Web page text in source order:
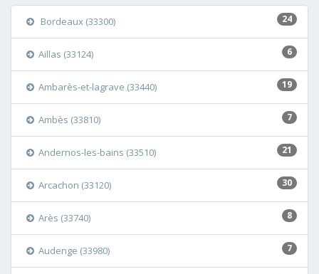
24
Bordeaux (33300)
6
Aillas (33124)
19
Ambarès-et-lagrave (33440)
7
Ambès (33810)
21
Andernos-les-bains (33510)
30
Arcachon (33120)
8
Arès (33740)
7
Audenge (33980)